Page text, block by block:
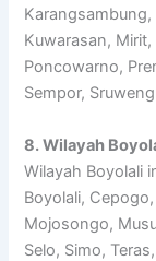
Kuwarasan,
Poncowarno,
Sempor, Sruweng
8. Wilayah
Wilayah Boyolali
Boyolali,
Mojosongo,
Selo, Simo,